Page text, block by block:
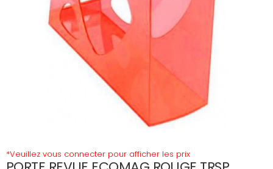
*Veuillez vous connecter pour afficher les prix